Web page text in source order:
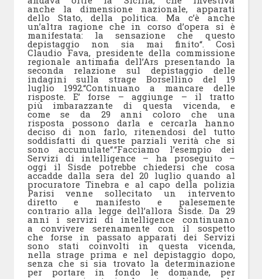
anche la dimensione nazionale, apparati
dello Stato, della politica. Ma c’è anche
un’altra ragione che in corso d’opera si è
manifestata: la sensazione che questo
depistaggio non sia mai finito“. Così
Claudio Fava, presidente della commissione
regionale antimafia dell’Ars presentando la
seconda relazione sul depistaggio delle
indagini sulla strage Borsellino del 19
luglio 1992.“Continuano a mancare delle
risposte. E’ forse – aggiunge – il tratto
più imbarazzante di questa vicenda, e
come se da 29 anni coloro che una
risposta possono darla e cercarla hanno
deciso di non farlo, ritenendosi del tutto
soddisfatti di queste parziali verità che si
sono accumulate“.“Facciamo l’esempio dei
Servizi di intelligence – ha proseguito –
oggi il Sisde potrebbe chiedersi che cosa
accadde dalla sera del 20 luglio quando al
procuratore Tinebra e al capo della polizia
Parisi venne sollecitato un intervento
diretto e manifesto e palesemente
contrario alla legge dell’allora Sisde. Da 29
anni i servizi di intelligence continuano
a convivere serenamente con il sospetto
che forse in passato apparati dei Servizi
sono stati coinvolti in questa vicenda,
nella strage prima e nel depistaggio dopo,
senza che si sia trovato la determinazione
per portare in fondo le domande, per